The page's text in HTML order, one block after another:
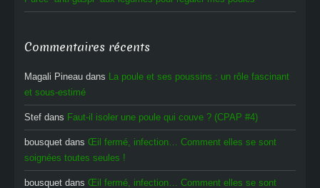
Commentaires récents
Magali Pineau dans
La poule et ses poussins : un rôle fascinant
et sous-estimé
Stef dans Faut-il isoler une poule qui couve ? (CPAP #4)
bousquet dans Œil fermé, infection… Comment elles se sont
soignées toutes seules !
bousquet dans Œil fermé, infection… Comment elles se sont